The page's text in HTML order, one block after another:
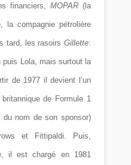
financiers, MOPAR(la
la compagnie pétrolière
tard, les rasoirs Gillette:
puis Lola, mais surtout la
de 1977 il devient l’un
de Formule 1
du nom de son sponsor)
et Fittipaldi. Puis,
il est chargé en 1981